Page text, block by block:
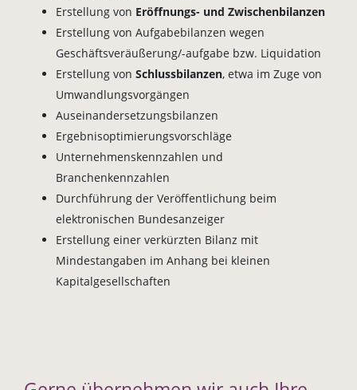
Erstellung von Eröffnungs- und Zwischenbilanzen
Erstellung von Aufgabebilanzen wegen
Geschäftsveräußerung/-aufgabe bzw. Liquidation
Erstellung von Schlussbilanzen, etwa im Zuge von
Umwandlungsvorgängen
Auseinandersetzungsbilanzen
Ergebnisoptimierungsvorschläge
Unternehmenskennzahlen und
Branchenkennzahlen
Durchführung der Veröffentlichung beim
elektronischen Bundesanzeiger
Erstellung einer verkürzten Bilanz mit
Mindestangaben im Anhang bei kleinen
Kapitalgesellschaften